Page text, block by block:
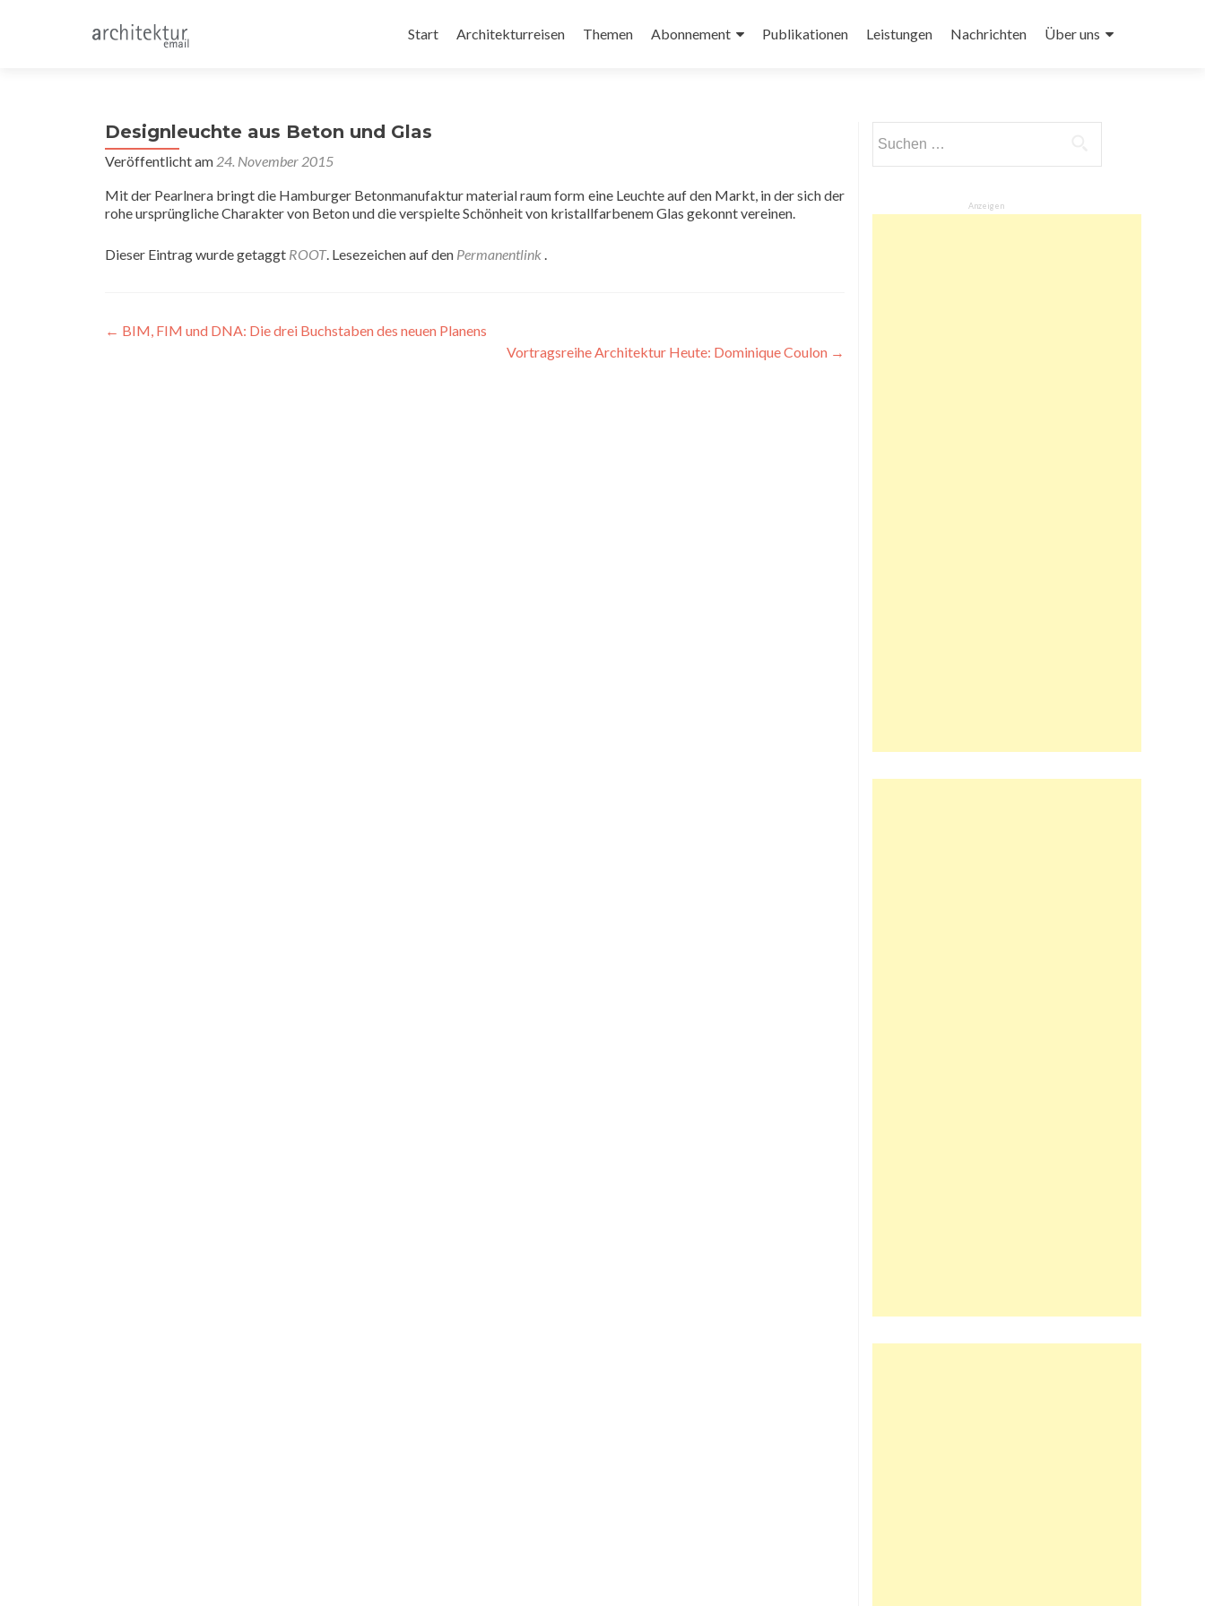
Inhalt
Start Architekturreisen Themen Abonnement Publikationen Leistungen Nachrichten Über uns
Designleuchte aus Beton und Glas
Veröffentlicht am 24. November 2015
Mit der Pearlnera bringt die Hamburger Betonmanufaktur material raum form eine Leuchte auf den Markt, in der sich der
rohe ursprüngliche Charakter von Beton und die verspielte Schönheit von kristallfarbenem Glas gekonnt vereinen.
Dieser Eintrag wurde getaggt ROOT. Lesezeichen auf den Permanentlink .
Beitragsnavigation
← BIM, FIM und DNA: Die drei Buchstaben des neuen Planens
Vortragsreihe Architektur Heute: Dominique Coulon →
nach:
Anzeigen